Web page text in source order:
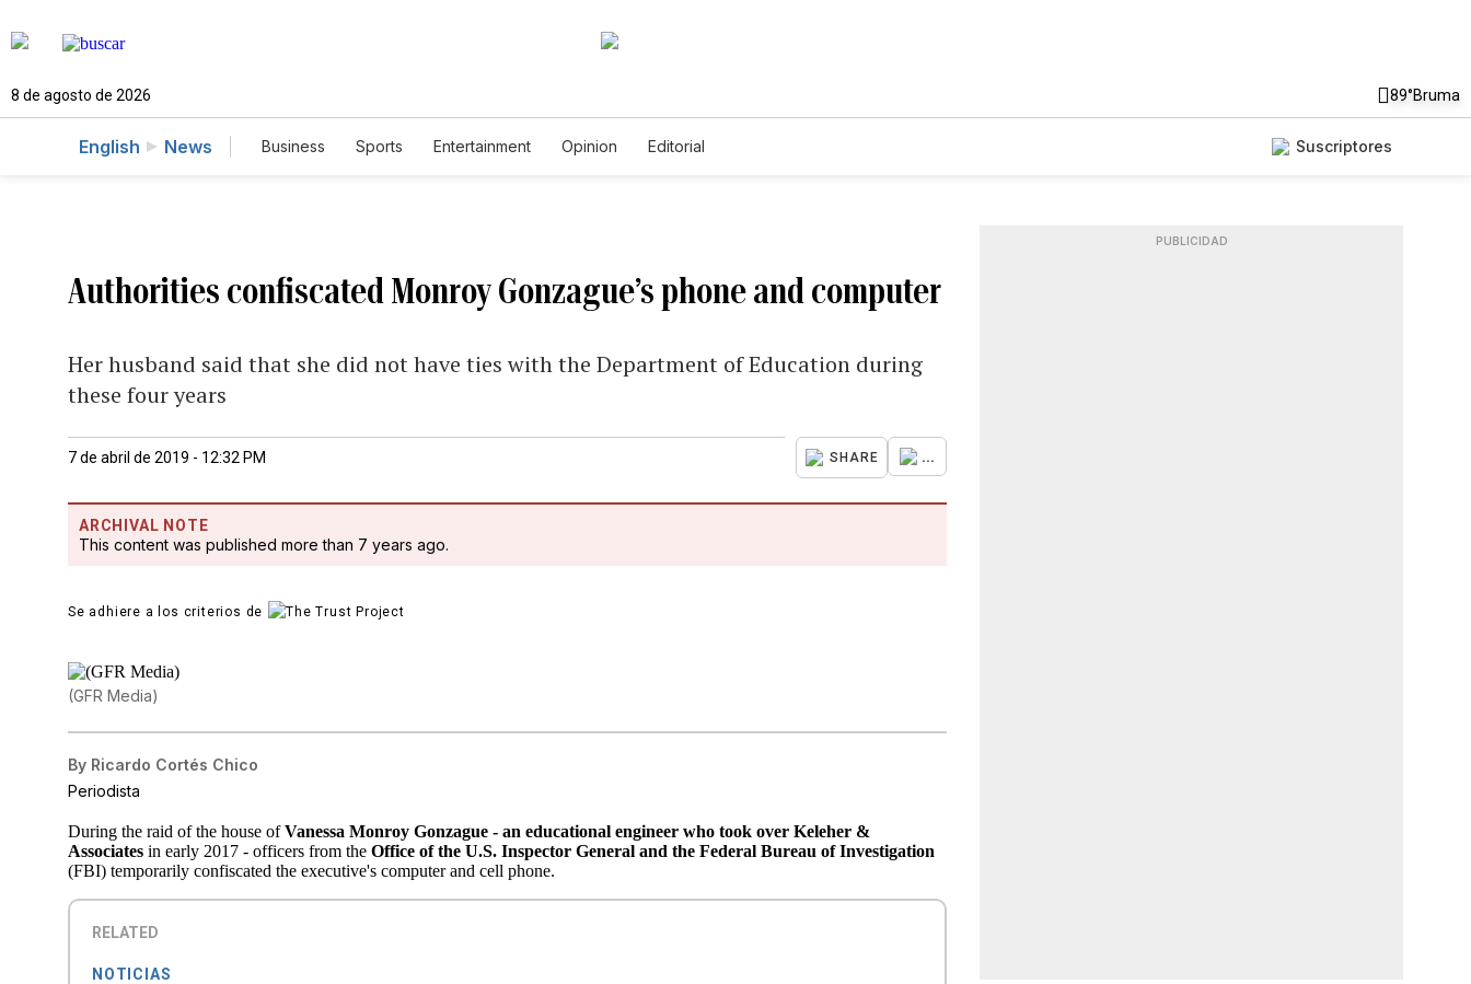
8 de agosto de 2026 89°Bruma
English News Business Sports Entertainment Opinion Editorial Suscriptores
Authorities confiscated Monroy Gonzague’s phone and computer
Her husband said that she did not have ties with the Department of Education during
these four years
7 de abril de 2019 - 12:32 PM SHARE ...
ARCHIVAL NOTE
This content was published more than 7 years ago.
Se adhiere a los criterios de
(GFR Media)
By Ricardo Cortés Chico
Periodista
During the raid of the house ofVanessa Monroy Gonzague - an educational engineer who took over Keleher &
Associates in early 2017 - officers from the Office of the U.S. Inspector General and the Federal Bureau of Investigation
(FBI) temporarily confiscated the executive's computer and cell phone.
RELATED
NOTICIAS
PUBLICIDAD